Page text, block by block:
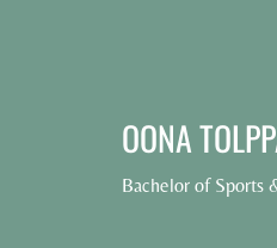
OONA
Bachelor of Sports